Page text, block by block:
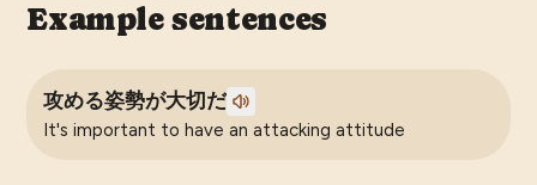
Example sentences
攻める姿勢が大切だ
It's important to have an attacking attitude